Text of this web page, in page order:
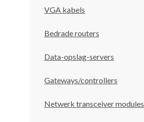
VGA kabels
Bedrade routers
Data-opslag-servers
Gateways/controllers
Netwerk transceiver modules